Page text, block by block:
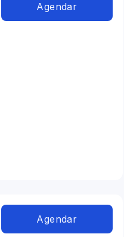
Agendar
Agendar